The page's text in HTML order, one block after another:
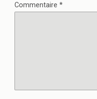
Commentaire *